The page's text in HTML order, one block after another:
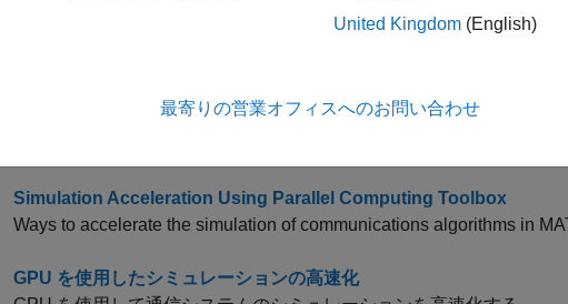
Generate simulation input data in the background while running your
Simulation Acceleration Using Parallel Computing Toolbox
Ways to accelerate the simulation of communications algorithms in
GPU を使用したシミュレーションの高速化
United Kingdom (English)
最寄りの営業オフィスへのお問い合わせ